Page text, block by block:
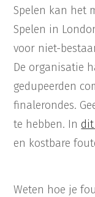
Spelen kan het
Spelen in
voor niet-
De organisatie
gedupeerden
finalerondes.
te hebben. In
en kostbare
Weten hoe je